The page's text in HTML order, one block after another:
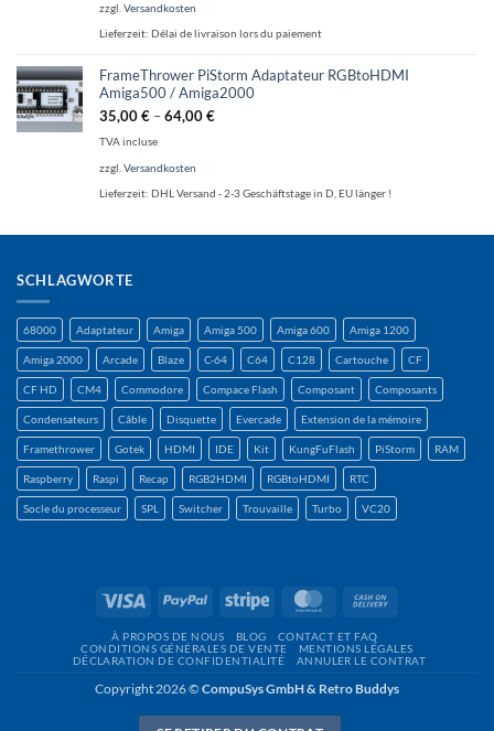
zzgl. Versandkosten
Lieferzeit: Délai de livraison lors du paiement
FrameThrower PiStorm Adaptateur RGBtoHDMI
Amiga500 / Amiga2000
35,00€ –64,00€
TVA incluse
zzgl. Versandkosten
Lieferzeit: DHL Versand - 2-3 Geschäftstage in D, EU länger !
SCHLAGWORTE
68000 Adaptateur Amiga Amiga 500 Amiga 600 Amiga 1200
Amiga 2000 Arcade Blaze C-64 C64 C128 Cartouche CF
CF HD CM4 Commodore Compace Flash Composant Composants
Condensateurs Câble Disquette Evercade Extension de la mémoire
Framethrower Gotek HDMI IDE Kit KungFuFlash PiStorm RAM
Raspberry Raspi Recap RGB2HDMI RGBtoHDMI RTC
Socle du processeur SPL Switcher Trouvaille Turbo VC20
Visa PayPal Rayure MasterCard
À PROPOS DE NOUS BLOG
CONTACT ET FAQ
CONDITIONS GÉNÉRALES DE VENTE
MENTIONS LÉGALES
DÉCLARATION DE CONFIDENTIALITÉ
ANNULER LE CONTRAT
Copyright 2026 © CompuSys GmbH & Retro Buddys